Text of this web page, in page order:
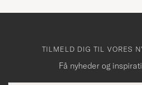
TILMELD DIG TIL VORES
Få nyheder og